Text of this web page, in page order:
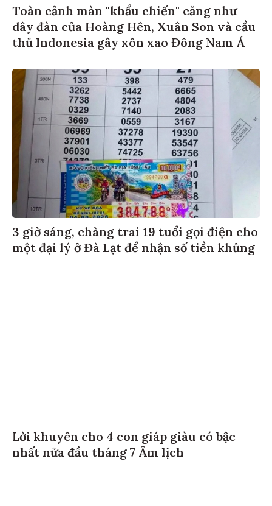
Toàn cảnh màn "khẩu chiến" căng như
dây đàn của Hoàng Hên, Xuân Son và cầu
thủ Indonesia gây xôn xao Đông Nam Á
3 giờ sáng, chàng trai 19 tuổi gọi điện cho
một đại lý ở Đà Lạt để nhận số tiền khủng
Lời khuyên cho 4 con giáp giàu có bậc
nhất nửa đầu tháng 7 Âm lịch